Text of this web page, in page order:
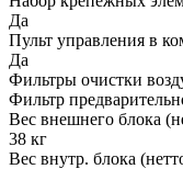
Да
Пульт управления в
Да
Фильтры очистки
Фильтр
Вес внешнего блока
38 кг
Вес внутр. блока